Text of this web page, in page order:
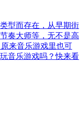
型而存在，从早期街
奏大师等，无不是高
来音乐游戏里也可
音乐游戏吗？快来看